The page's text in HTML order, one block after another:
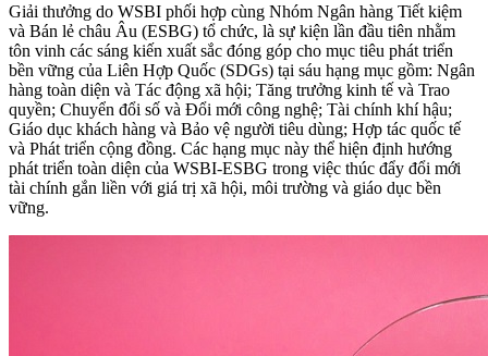
Giải thưởng do WSBI phối hợp cùng Nhóm Ngân hàng Tiết kiệm
và Bán lẻ châu Âu (ESBG) tổ chức, là sự kiện lần đầu tiên nhằm
tôn vinh các sáng kiến xuất sắc đóng góp cho mục tiêu phát triển
bền vững của Liên Hợp Quốc (SDGs) tại sáu hạng mục gồm: Ngân
hàng toàn diện và Tác động xã hội; Tăng trưởng kinh tế và Trao
quyền; Chuyển đổi số và Đổi mới công nghệ; Tài chính khí hậu;
Giáo dục khách hàng và Bảo vệ người tiêu dùng; Hợp tác quốc tế
và Phát triển cộng đồng. Các hạng mục này thể hiện định hướng
phát triển toàn diện của WSBI-ESBG trong việc thúc đẩy đổi mới
tài chính gắn liền với giá trị xã hội, môi trường và giáo dục bền
vững.